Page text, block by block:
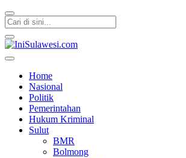
Home
Nasional
Politik
Pemerintahan
Hukum Kriminal
Sulut
BMR
Bolmong